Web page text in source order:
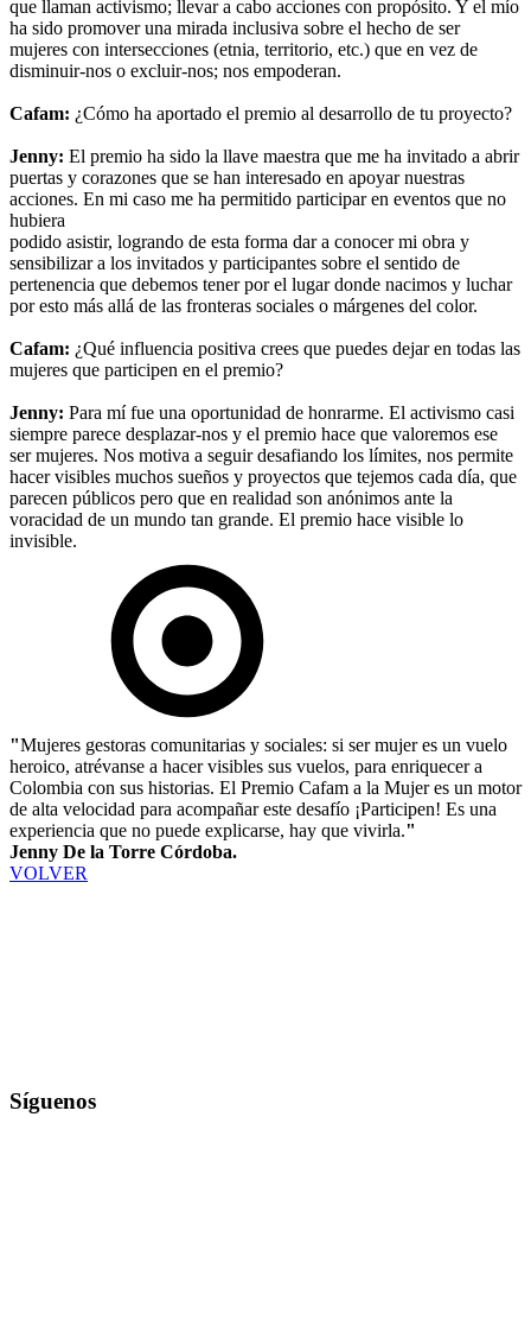
que llaman activismo; llevar a cabo acciones con propósito. Y el mío
ha sido promover una mirada inclusiva sobre el hecho de ser
mujeres con intersecciones (etnia, territorio, etc.) que en vez de
disminuir-nos o excluir-nos; nos empoderan.
Cafam: ¿Cómo ha aportado el premio al desarrollo de tu proyecto?
Jenny: El premio ha sido la llave maestra que me ha invitado a abrir
puertas y corazones que se han interesado en apoyar nuestras
acciones. En mi caso me ha permitido participar en eventos que no
hubiera
podido asistir, logrando de esta forma dar a conocer mi obra y
sensibilizar a los invitados y participantes sobre el sentido de
pertenencia que debemos tener por el lugar donde nacimos y luchar
por esto más allá de las fronteras sociales o márgenes del color.
Cafam: ¿Qué influencia positiva crees que puedes dejar en todas las
mujeres que participen en el premio?
Jenny: Para mí fue una oportunidad de honrarme. El activismo casi
siempre parece desplazar-nos y el premio hace que valoremos ese
ser mujeres. Nos motiva a seguir desafiando los límites, nos permite
hacer visibles muchos sueños y proyectos que tejemos cada día, que
parecen públicos pero que en realidad son anónimos ante la
voracidad de un mundo tan grande. El premio hace visible lo
invisible.
"Mujeres gestoras comunitarias y sociales: si ser mujer es un vuelo
heroico, atrévanse a hacer visibles sus vuelos, para enriquecer a
Colombia con sus historias. El Premio Cafam a la Mujer es un motor
de alta velocidad para acompañar este desafío ¡Participen! Es una
experiencia que no puede explicarse, hay que vivirla."
Jenny De la Torre Córdoba.
VOLVER
Síguenos